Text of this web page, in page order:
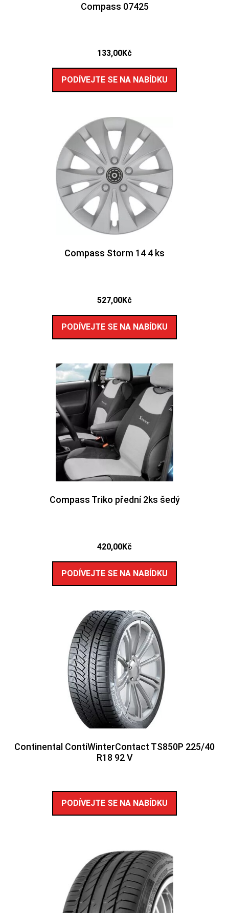
Compass 07425
133,00Kč
PODÍVEJTE SE NA NABÍDKU
Compass Storm 14 4 ks
527,00Kč
PODÍVEJTE SE NA NABÍDKU
Compass Triko přední 2ks šedý
420,00Kč
PODÍVEJTE SE NA NABÍDKU
Continental ContiWinterContact TS850P 225/40
R18 92 V
PODÍVEJTE SE NA NABÍDKU